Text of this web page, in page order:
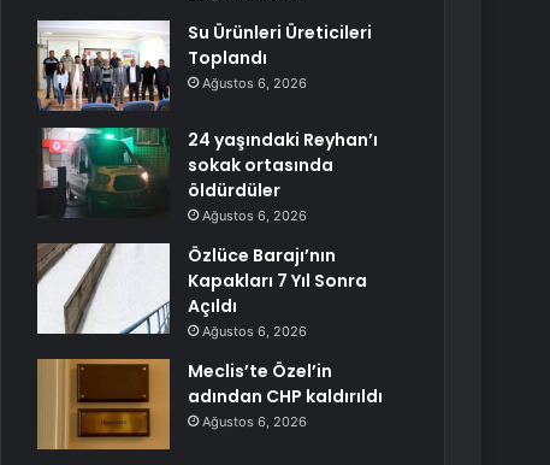
Su Ürünleri Üreticileri
Toplandı
Ağustos 6, 2026
24 yaşındaki Reyhan’ı
sokak ortasında
öldürdüler
Ağustos 6, 2026
Özlüce Barajı’nın
Kapakları 7 Yıl Sonra
Açıldı
Ağustos 6, 2026
Meclis’te Özel’in
adından CHP kaldırıldı
Ağustos 6, 2026